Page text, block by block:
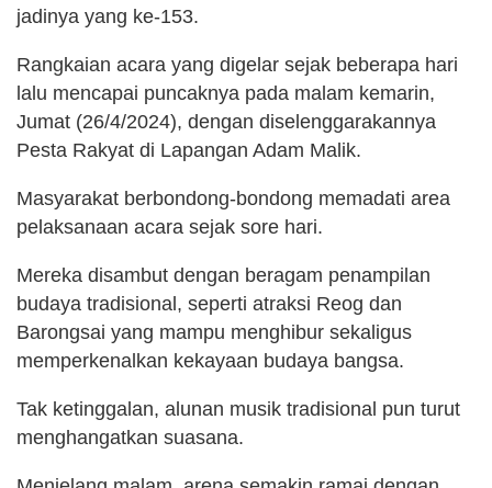
jadinya yang ke-153.
Rangkaian acara yang digelar sejak beberapa hari
lalu mencapai puncaknya pada malam kemarin,
Jumat (26/4/2024), dengan diselenggarakannya
Pesta Rakyat di Lapangan Adam Malik.
Masyarakat berbondong-bondong memadati area
pelaksanaan acara sejak sore hari.
Mereka disambut dengan beragam penampilan
budaya tradisional, seperti atraksi Reog dan
Barongsai yang mampu menghibur sekaligus
memperkenalkan kekayaan budaya bangsa.
Tak ketinggalan, alunan musik tradisional pun turut
menghangatkan suasana.